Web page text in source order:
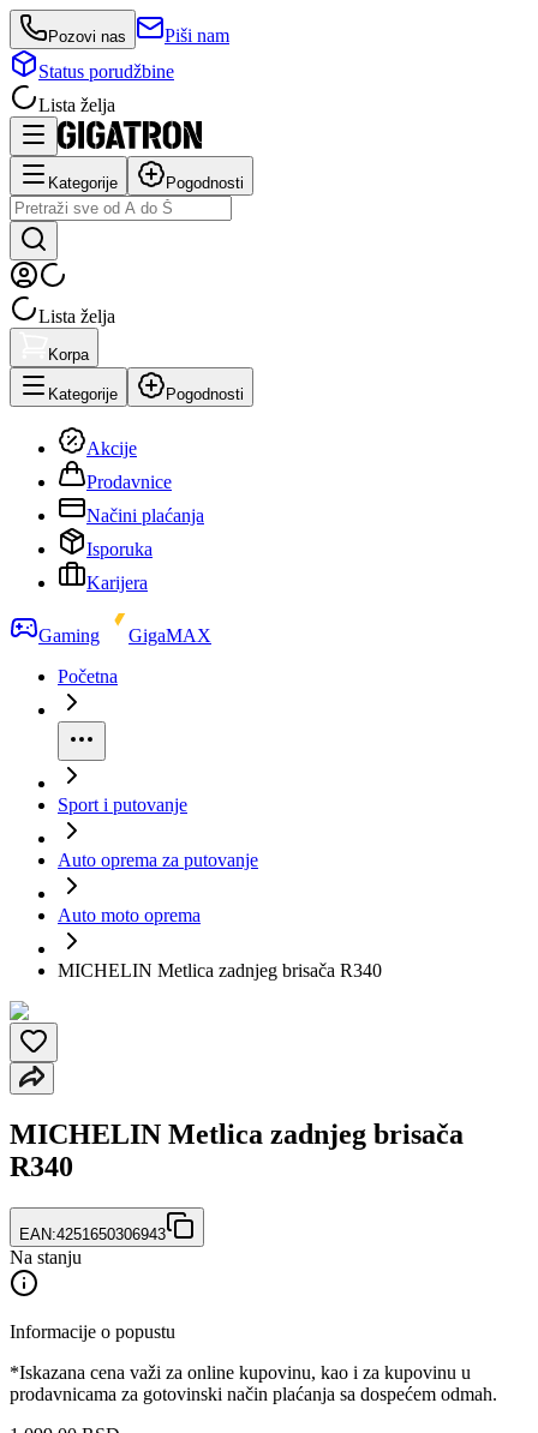
Pozovi nas
Piši nam
Status porudžbine
Lista želja
Kategorije Pogodnosti
Lista želja
Korpa
Kategorije Pogodnosti
Akcije
Prodavnice
Načini plaćanja
Isporuka
Karijera
Gaming
GigaMAX
Početna
Sport i putovanje
Auto oprema za putovanje
Auto moto oprema
MICHELIN Metlica zadnjeg brisača R340
MICHELIN Metlica zadnjeg brisača
R340
EAN:4251650306943
Na stanju
Informacije o popustu
*Iskazana cena važi za online kupovinu, kao i za kupovinu u
prodavnicama za gotovinski način plaćanja sa dospećem odmah.